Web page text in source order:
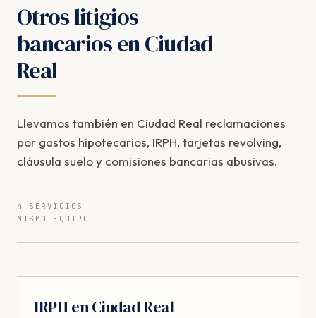
Otros litigios
bancarios en Ciudad
Real
Llevamos también en Ciudad Real reclamaciones
por gastos hipotecarios, IRPH, tarjetas revolving,
cláusula suelo y comisiones bancarias abusivas.
4 SERVICIOS
MISMO EQUIPO
IRPH en Ciudad Real